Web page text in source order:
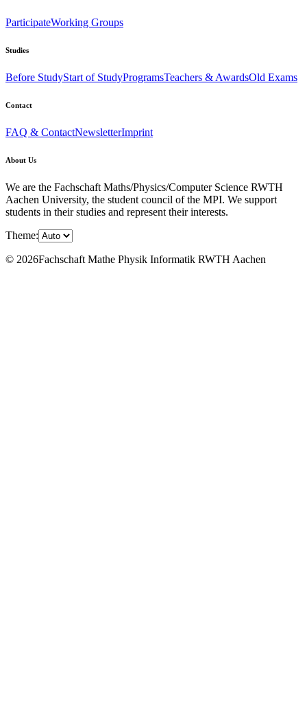
ParticipateWorking Groups
Studies
Before StudyStart of StudyProgramsTeachers & AwardsOld Exams
Contact
FAQ & ContactNewsletterImprint
About Us
We are the Fachschaft Maths/Physics/Computer Science RWTH
Aachen University, the student council of the MPI. We support
students in their studies and represent their interests.
Theme:
© 2026Fachschaft Mathe Physik Informatik RWTH Aachen